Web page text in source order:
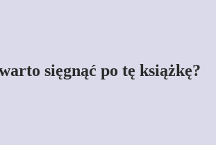
sięgnąć po tę książkę?